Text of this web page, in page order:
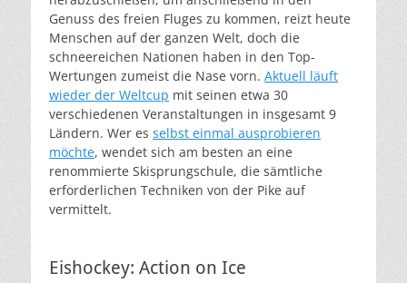
Genuss des freien Fluges zu kommen, reizt heute
Menschen auf der ganzen Welt, doch die
schneereichen Nationen haben in den Top-
Wertungen zumeist die Nase vorn. Aktuell läuft
wieder der Weltcup mit seinen etwa 30
verschiedenen Veranstaltungen in insgesamt 9
Ländern. Wer es selbst einmal ausprobieren
möchte, wendet sich am besten an eine
renommierte Skisprungschule, die sämtliche
erforderlichen Techniken von der Pike auf
vermittelt.
Eishockey: Action on Ice